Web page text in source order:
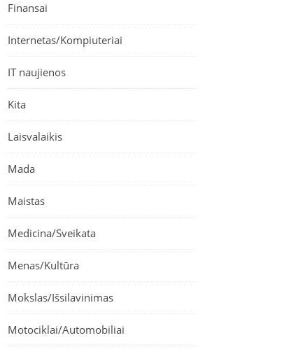
Finansai
Internetas/Kompiuteriai
IT naujienos
Kita
Laisvalaikis
Mada
Maistas
Medicina/Sveikata
Menas/Kultūra
Mokslas/Išsilavinimas
Motociklai/Automobiliai